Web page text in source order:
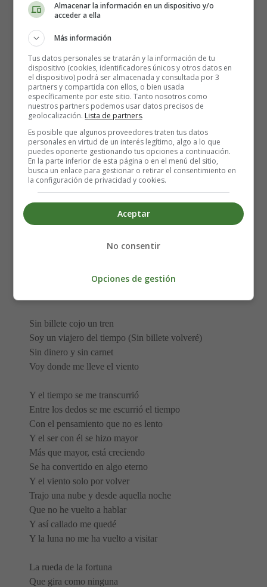
Cuando se calló la luna en la calle de la luz
Se hizo la luna con mi calle y con mi cuna
Y con mi poca hambre en ayunas
Y el viento solo por volver
Trajo una nube y desde aquella noche
Que no he vuelto a hablar
Y así callado me quedé
Y la luna no me ha vuelto a visitar
La rueda de la fortuna
Que gira como ninguna
En un desierto sin dunas
Más allá del firmamento
El destino es su amargura
Desata las ataduras
Sin billete cojo un tren
Soy un viajero del tiempo (Sin billete volveré)
Sin dinero y sin carnet
Voy donde me lleve el viento
Y el tiempo se me transcurrió
Entre los dedos se me escurrió el tiempo
Con el pensamiento que no es lento
Y el ser con él se hizo mayor
Más que mayor, está creciendo
Se ha convertido en algo eterno
Y el viento solo por volver
Trajo una nube y desde aquella noche
Que no he vuelto a hablar
Y así callado me quedé
Y la luna no me ha vuelto a visitar
La rueda de la fortuna
Que gira como ninguna
Almacenar la información en un dispositivo y/o
acceder a ella
Más información
Tus datos personales se tratarán y la información de tu
dispositivo (cookies, identificadores únicos y otros datos en
el dispositivo) podrá ser almacenada y consultada por 3
partners y compartida con ellos, o bien usada
específicamente por este sitio. Tanto nosotros como
nuestros partners podemos usar datos precisos de
geolocalización. Lista de partners.
Es posible que algunos proveedores traten tus datos
personales en virtud de un interés legítimo, algo a lo que
puedes oponerte gestionando tus opciones a continuación.
En la parte inferior de esta página o en el menú del sitio,
busca un enlace para gestionar o retirar el consentimiento en
la configuración de privacidad y cookies.
Aceptar
No consentir
Opciones de gestión